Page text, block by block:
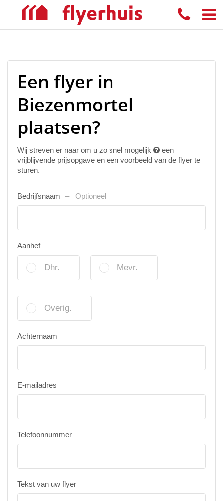
Een flyer in
Biezenmortel
plaatsen?
Wij streven er naar om u zo snel mogelijk
een
vrijblijvende prijsopgave en een voorbeeld van de flyer te
sturen.
Bedrijfsnaam Optioneel
Aanhef
Dhr. Mevr.
Overig.
Achternaam
E-mailadres
Telefoonnummer
Tekst van uw flyer